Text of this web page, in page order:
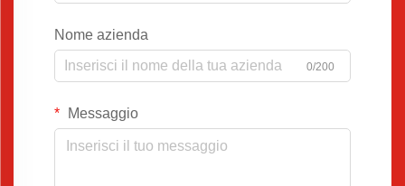
Nome azienda
0/200
Messaggio